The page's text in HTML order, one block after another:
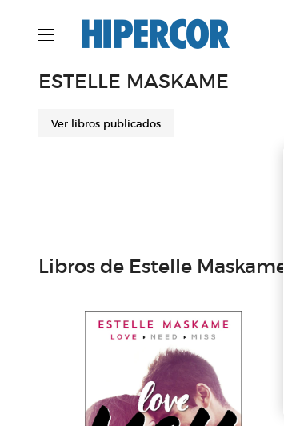
ESTELLE MASKAME
Ver libros publicados
Libros de Estelle Maskame